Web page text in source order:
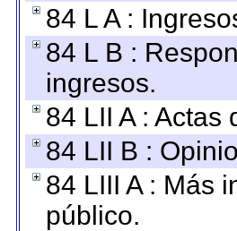
84 L A :
84 L B :
ingresos.
84 LII A :
84 LII B :
84 LIII A : Más
público.